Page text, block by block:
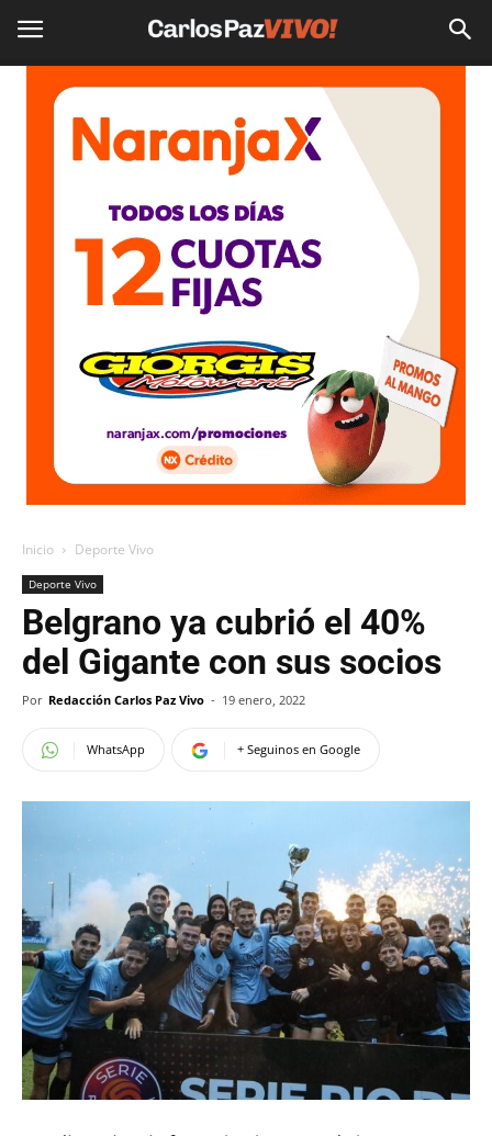
Inicio Deporte Vivo
Deporte Vivo
Belgrano ya cubrió el 40%
del Gigante con sus socios
Por Redacción Carlos Paz Vivo - 19 enero, 2022
WhatsApp + Seguinos en Google